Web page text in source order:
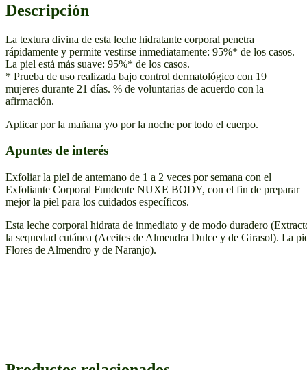
Descripción
La textura divina de esta leche hidratante corporal penetra
rápidamente y permite vestirse inmediatamente: 95%* de los casos.
La piel está más suave: 95%* de los casos.
* Prueba de uso realizada bajo control dermatológico con 19
mujeres durante 21 días. % de voluntarias de acuerdo con la
afirmación.
Aplicar por la mañana y/o por la noche por todo el cuerpo.
Apuntes de interés
Exfoliar la piel de antemano de 1 a 2 veces por semana con el
Exfoliante Corporal Fundente NUXE BODY, con el fin de preparar
mejor la piel para los cuidados específicos.
Esta leche corporal hidrata de inmediato y de modo duradero
la sequedad cutánea (Aceites de Almendra Dulce y de Girasol). La
Flores de Almendro y de Naranjo).